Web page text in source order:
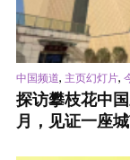
中国频道, 主页幻灯片,
探访攀枝花中
月，见证一座